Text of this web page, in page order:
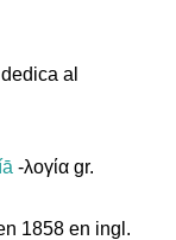
al
-λογία gr.
1858 en ingl.